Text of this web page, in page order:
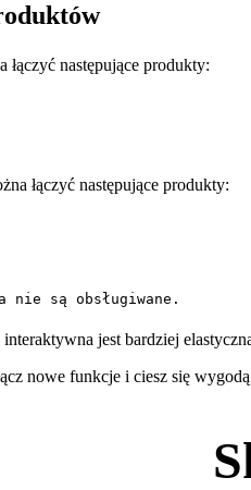
łączyć następujące produkty:
łączyć następujące produkty:
nie są obsługiwane.
jest bardziej
nowe funkcje i ciesz się